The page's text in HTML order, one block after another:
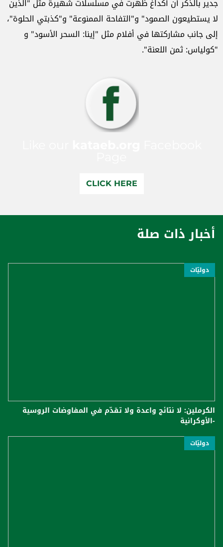
جدير بالذكر أن أكداغ ظهرت في مسلسلات شهيرة مثل "الذين
لا يستطيعون الصمود" و"التفاحة الممنوعة" و"كذبتي الحلوة"،
إلى جانب مشاركتها في أفلام مثل "إينا: السحر الأسود" و
"كولياس: ثمن اللعنة".
CLICK HERE
أخبار ذات صلة
دوليّات
الكرملين: لا نتائج واعدة ولا تقدّم في المفاوضات الروسية
-الأوكرانية
دوليّات